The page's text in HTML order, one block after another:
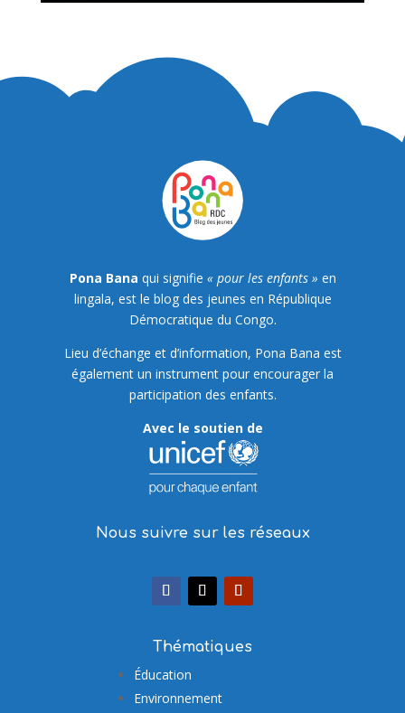
Pona Bana qui signifie « pour les enfants » en
lingala, est le blog des jeunes en République
Démocratique du Congo.
Lieu d’échange et d’information, Pona Bana est
également un instrument pour encourager la
participation des enfants.
Avec le soutien de
Nous suivre sur les réseaux
Thématiques
Éducation
Environnement